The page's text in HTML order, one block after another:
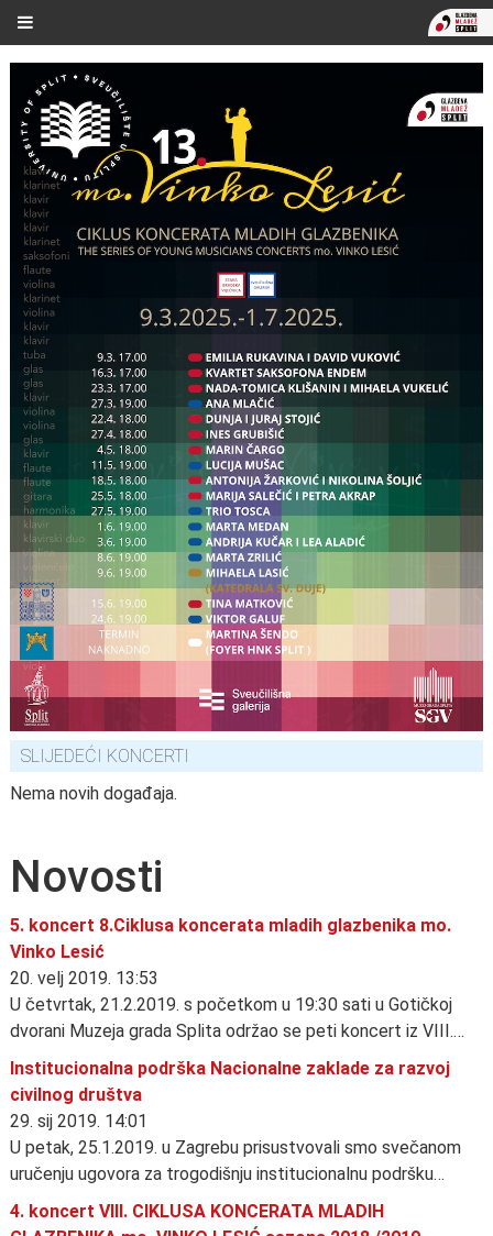
SLIJEDEĆI KONCERTI
Nema novih događaja.
Novosti
5. koncert 8.Ciklusa koncerata mladih glazbenika mo.
Vinko Lesić
20. velj 2019. 13:53
U četvrtak, 21.2.2019. s početkom u 19:30 sati u Gotičkoj
dvorani Muzeja grada Splita održao se peti koncert iz VIII.…
Institucionalna podrška Nacionalne zaklade za razvoj
civilnog društva
29. sij 2019. 14:01
U petak, 25.1.2019. u Zagrebu prisustvovali smo svečanom
uručenju ugovora za trogodišnju institucionalnu podršku…
4. koncert VIII. CIKLUSA KONCERATA MLADIH